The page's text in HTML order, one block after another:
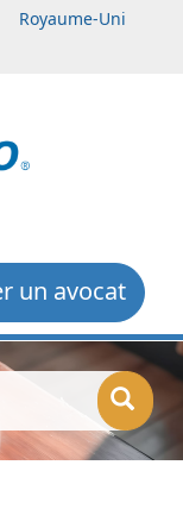
Royaume-Uni
un avocat